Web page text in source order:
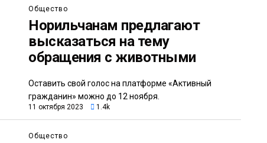
Общество
Норильчанам предлагают
высказаться на тему
обращения с животными
Оставить свой голос на платформе «Активный
гражданин» можно до 12 ноября.
11 октября 2023 1.4k
Общество